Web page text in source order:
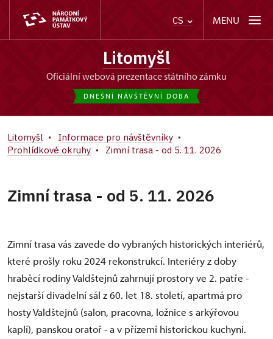
CS MENU
Litomyšl
oficiální webová prezentace státního zámku
DNEŠNÍ NÁVŠTĚVNÍ DOBA
Litomyšl
Informace pro návštěvníky
Prohlídkové okruhy
Zimní trasa - od 5. 11. 2026
Zimní trasa - od 5. 11. 2026
Zimní trasa vás zavede do vybraných historických interiérů,
které prošly roku 2024 rekonstrukcí. Interiéry z doby
hraběcí rodiny Valdštejnů zahrnují prostory ve 2. patře -
nejstarší divadelní sál z 60. let 18. století, apartmá pro
hosty Valdštejnů (salon, pracovna, ložnice s arkýřovou
kaplí), panskou oratoř - a v přízemí historickou kuchyni.